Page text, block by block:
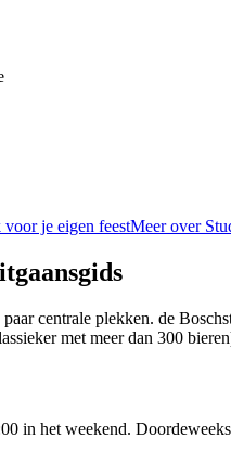
voor je eigen feestMeer over
centrale plekken. de
met meer dan 300
in het weekend.